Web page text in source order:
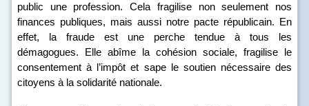
public une profession. Cela fragilise non seulement nos
finances publiques, mais aussi notre pacte républicain. En
effet, la fraude est une perche tendue à tous les
démagogues. Elle abîme la cohésion sociale, fragilise le
consentement à l’impôt et sape le soutien nécessaire des
citoyens à la solidarité nationale.